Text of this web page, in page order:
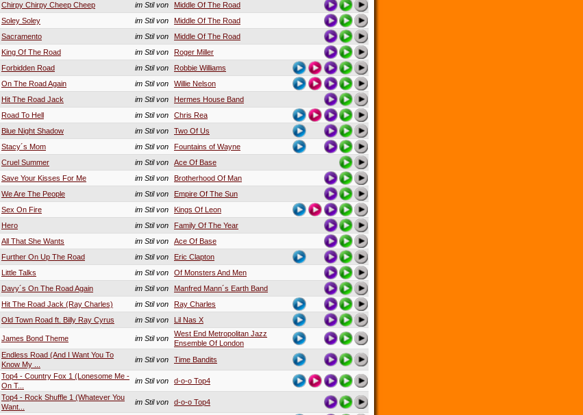
Chirpy Chirpy Cheep Cheep
im Stil von
Middle Of The Road
Soley Soley
im Stil von
Middle Of The Road
Sacramento
im Stil von
Middle Of The Road
King Of The Road
im Stil von
Roger Miller
Forbidden Road
im Stil von
Robbie Williams
On The Road Again
im Stil von
Willie Nelson
Hit The Road Jack
im Stil von
Hermes House Band
Road To Hell
im Stil von
Chris Rea
Blue Night Shadow
im Stil von
Two Of Us
Stacy´s Mom
im Stil von
Fountains of Wayne
Cruel Summer
im Stil von
Ace Of Base
Save Your Kisses For Me
im Stil von
Brotherhood Of Man
We Are The People
im Stil von
Empire Of The Sun
Sex On Fire
im Stil von
Kings Of Leon
Hero
im Stil von
Family Of The Year
All That She Wants
im Stil von
Ace Of Base
Further On Up The Road
im Stil von
Eric Clapton
Little Talks
im Stil von
Of Monsters And Men
Davy´s On The Road Again
im Stil von
Manfred Mann´s Earth Band
Hit The Road Jack (Ray Charles)
im Stil von
Ray Charles
Old Town Road ft. Billy Ray Cyrus
im Stil von Lil Nas X
James Bond Theme im Stil von
West End Metropolitan Jazz
Ensemble Of London
Endless Road (And I Want You To
Know My ...
im Stil von
Time Bandits
Top4 - Country Fox 1 (Lonesome Me -
On T...
im Stil von
d-o-o Top4
Top4 - Rock Shuffle 1 (Whatever You
Want...
im Stil von d-o-o Top4